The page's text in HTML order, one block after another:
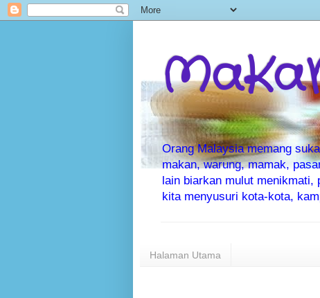
Orang Malaysia memang
makan, warung, mamak,
lain biarkan mulut
kita menyusuri kota-kota,
Halaman Utama